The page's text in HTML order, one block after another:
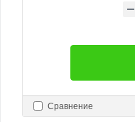
Сравнение